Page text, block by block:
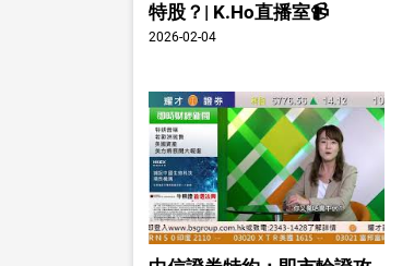
特股？| K.Ho直播室📹
2026-02-04